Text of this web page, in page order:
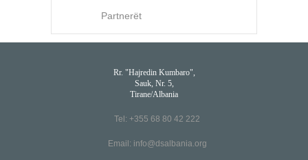
Partnerët
Rr. "Hajredin Kumbaro",
Sauk, Nr. 5,
Tirane/Albania
Tel: +355 68 80 42 222
Email: info@dsalbania.org